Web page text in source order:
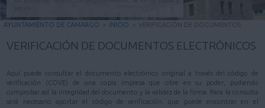
CARPETA CIUDADANA
VALIDACIÓN DE DOCUMENTOS
AYUDA
AYUNTAMIENTO DE CAMARGO > INICIO > VERIFICACIÓN DE DOCUMENTOS
VERIFICACIÓN DE DOCUMENTOS ELECTRÓNICOS
Aquí puede consultar el documento electrónico original a través del código de
verificación (COVE) de una copia impresa que obre en su poder, pudiendo
comprobar así la integridad del documento y la validez de la firma. Para la consulta
será necesario aportar el código de verificación, que puede encontrar en el